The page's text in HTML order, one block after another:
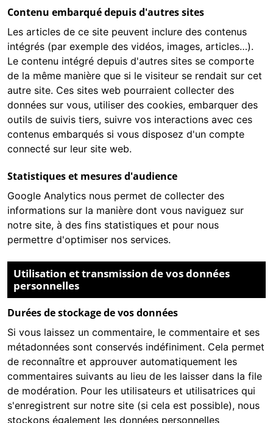
Contenu embarqué depuis d'autres sites
Les articles de ce site peuvent inclure des contenus
intégrés (par exemple des vidéos, images, articles…).
Le contenu intégré depuis d'autres sites se comporte
de la même manière que si le visiteur se rendait sur cet
autre site. Ces sites web pourraient collecter des
données sur vous, utiliser des cookies, embarquer des
outils de suivis tiers, suivre vos interactions avec ces
contenus embarqués si vous disposez d'un compte
connecté sur leur site web.
Statistiques et mesures d'audience
Google Analytics nous permet de collecter des
informations sur la manière dont vous naviguez sur
notre site, à des fins statistiques et pour nous
permettre d'optimiser nos services.
Utilisation et transmission de vos données
personnelles
Durées de stockage de vos données
Si vous laissez un commentaire, le commentaire et ses
métadonnées sont conservés indéfiniment. Cela permet
de reconnaître et approuver automatiquement les
commentaires suivants au lieu de les laisser dans la file
de modération. Pour les utilisateurs et utilisatrices qui
s'enregistrent sur notre site (si cela est possible), nous
stockons également les données personnelles